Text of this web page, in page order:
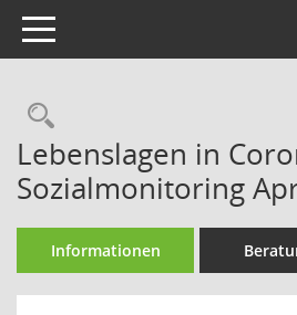
Toggle navigation
Rechercheauswahl
Lebenslagen in
Sozialmonitoring
Informationen